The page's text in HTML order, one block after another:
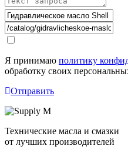
Я принимаю политику
обработку своих
Отправить
Технические масла и смазки
от лучших производителей